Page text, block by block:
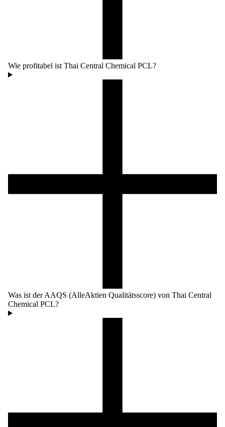
Wie profitabel ist Thai Central Chemical PCL?
Was ist der AAQS (AlleAktien Qualitätsscore) von Thai Central
Chemical PCL?